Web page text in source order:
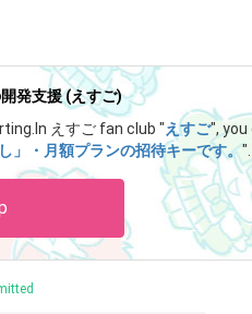
発支援 (えすご)
In えすご fan club "えすご",
」・月額プランの招待キーです。".